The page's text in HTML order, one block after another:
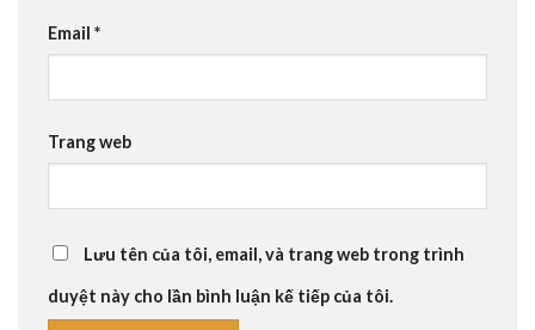
Email *
Trang web
Lưu tên của tôi, email, và trang web trong trình
duyệt này cho lần bình luận kế tiếp của tôi.